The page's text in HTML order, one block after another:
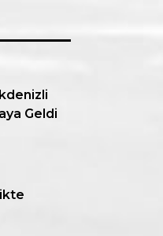
Geldi